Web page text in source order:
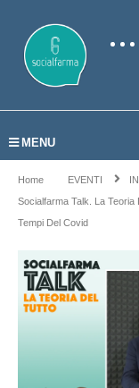
MENU
Home EVENTI
Socialfarma Talk. La
Tempi Del Covid